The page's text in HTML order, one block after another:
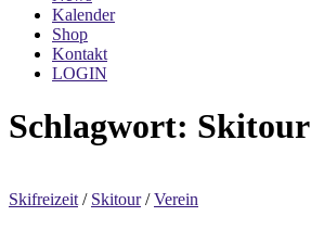
Kalender
Shop
Kontakt
LOGIN
Schlagwort: Skitour
Skifreizeit / Skitour/Verein